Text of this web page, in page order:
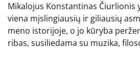
Mikalojus Konstantinas Čiurlionis
viena mįslingiausių ir giliausių
meno istorijoje, o jo kūryba
ribas, susiliedama su muzika,